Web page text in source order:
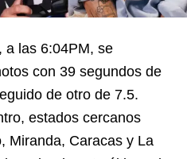
a las 6:04PM, se
con 39 segundos de
de otro de 7.5.
estados cercanos
Miranda, Caracas y La